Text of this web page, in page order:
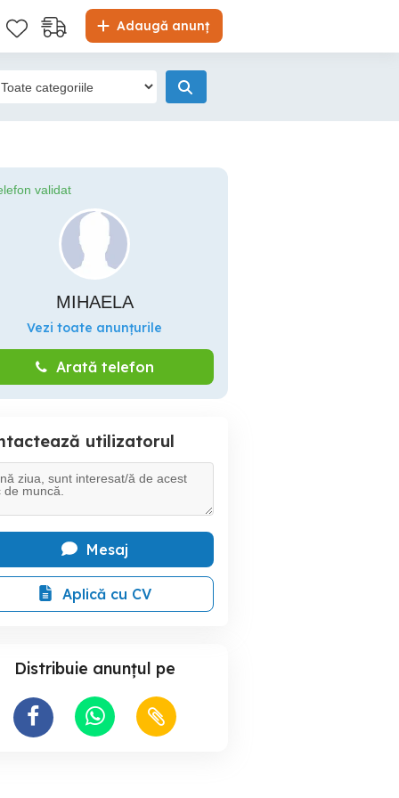
Adaugă anunț
validat
MIHAELA
Vezi toate anunțurile
Arată telefon
utilizatorul
Mesaj
Aplică cu CV
Distribuie anunțul pe